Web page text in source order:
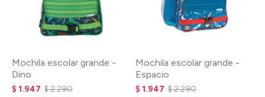
Mochila escolar grande -
Dino
$ 1.947 $2.290
Mochila escolar grande -
Espacio
$ 1.947 $2.290